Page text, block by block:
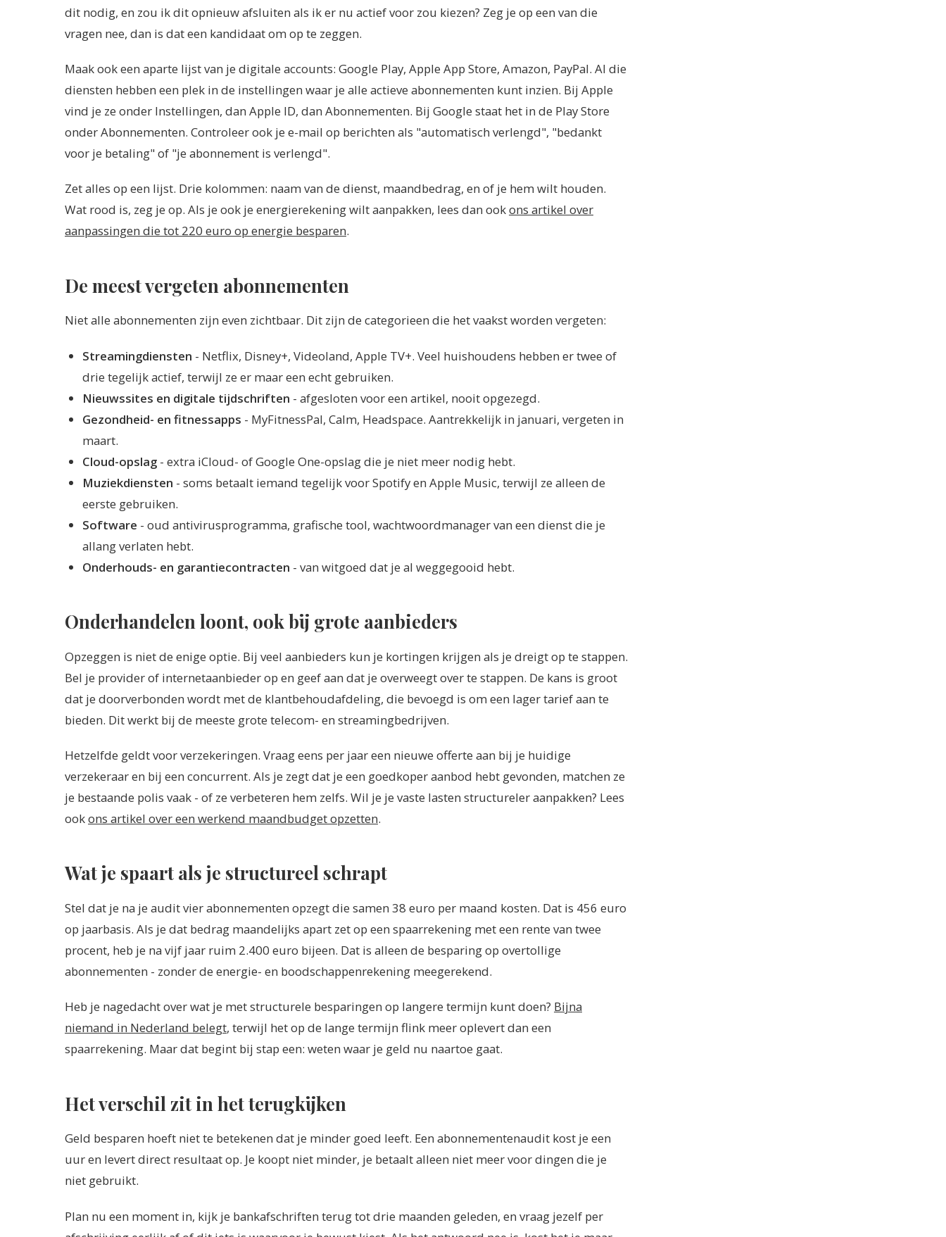
dit nodig, en zou ik dit opnieuw afsluiten als ik er nu actief voor zou kiezen? Zeg je op een van die
vragen nee, dan is dat een kandidaat om op te zeggen.
Maak ook een aparte lijst van je digitale accounts: Google Play, Apple App Store, Amazon, PayPal. Al die
diensten hebben een plek in de instellingen waar je alle actieve abonnementen kunt inzien. Bij Apple
vind je ze onder Instellingen, dan Apple ID, dan Abonnementen. Bij Google staat het in de Play Store
onder Abonnementen. Controleer ook je e-mail op berichten als "automatisch verlengd", "bedankt
voor je betaling" of "je abonnement is verlengd".
Zet alles op een lijst. Drie kolommen: naam van de dienst, maandbedrag, en of je hem wilt houden.
Wat rood is, zeg je op. Als je ook je energierekening wilt aanpakken, lees dan ookons artikel over
aanpassingen die tot 220 euro op energie besparen.
De meest vergeten abonnementen
Niet alle abonnementen zijn even zichtbaar. Dit zijn de categorieen die het vaakst worden vergeten:
Streamingdiensten - Netflix, Disney+, Videoland, Apple TV+. Veel huishoudens hebben er twee of
drie tegelijk actief, terwijl ze er maar een echt gebruiken.
Nieuwssites en digitale tijdschriften - afgesloten voor een artikel, nooit opgezegd.
Gezondheid- en fitnessapps - MyFitnessPal, Calm, Headspace. Aantrekkelijk in januari, vergeten in
maart.
Cloud-opslag - extra iCloud- of Google One-opslag die je niet meer nodig hebt.
Muziekdiensten - soms betaalt iemand tegelijk voor Spotify en Apple Music, terwijl ze alleen de
eerste gebruiken.
Software - oud antivirusprogramma, grafische tool, wachtwoordmanager van een dienst die je
allang verlaten hebt.
Onderhouds- en garantiecontracten - van witgoed dat je al weggegooid hebt.
Onderhandelen loont, ook bij grote aanbieders
Opzeggen is niet de enige optie. Bij veel aanbieders kun je kortingen krijgen als je dreigt op te stappen.
Bel je provider of internetaanbieder op en geef aan dat je overweegt over te stappen. De kans is groot
dat je doorverbonden wordt met de klantbehoudafdeling, die bevoegd is om een lager tarief aan te
bieden. Dit werkt bij de meeste grote telecom- en streamingbedrijven.
Hetzelfde geldt voor verzekeringen. Vraag eens per jaar een nieuwe offerte aan bij je huidige
verzekeraar en bij een concurrent. Als je zegt dat je een goedkoper aanbod hebt gevonden, matchen ze
je bestaande polis vaak - of ze verbeteren hem zelfs. Wil je je vaste lasten structureler aanpakken? Lees
ookons artikel over een werkend maandbudget opzetten.
Wat je spaart als je structureel schrapt
Stel dat je na je audit vier abonnementen opzegt die samen 38 euro per maand kosten. Dat is 456 euro
op jaarbasis. Als je dat bedrag maandelijks apart zet op een spaarrekening met een rente van twee
procent, heb je na vijf jaar ruim 2.400 euro bijeen. Dat is alleen de besparing op overtollige
abonnementen - zonder de energie- en boodschappenrekening meegerekend.
Heb je nagedacht over wat je met structurele besparingen op langere termijn kunt doen? Bijna
niemand in Nederland belegt, terwijl het op de lange termijn flink meer oplevert dan een
spaarrekening. Maar dat begint bij stap een: weten waar je geld nu naartoe gaat.
Het verschil zit in het terugkijken
Geld besparen hoeft niet te betekenen dat je minder goed leeft. Een abonnementenaudit kost je een
uur en levert direct resultaat op. Je koopt niet minder, je betaalt alleen niet meer voor dingen die je
niet gebruikt.
Plan nu een moment in, kijk je bankafschriften terug tot drie maanden geleden, en vraag jezelf per